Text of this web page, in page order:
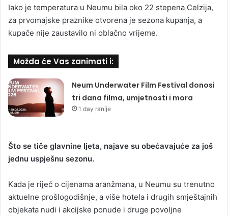
Iako je temperatura u Neumu bila oko 22 stepena Celzija,
za prvomajske praznike otvorena je sezona kupanja, a
kupače nije zaustavilo ni oblačno vrijeme.
Možda će Vas zanimati i:
Neum Underwater Film Festival donosi
tri dana filma, umjetnosti i mora
1 day ranije
Što se tiče glavnine ljeta, najave su obećavajuće za još
jednu uspješnu sezonu.
Kada je riječ o cijenama aranžmana, u Neumu su trenutno
aktuelne prošlogodišnje, a više hotela i drugih smještajnih
objekata nudi i akcijske ponude i druge povoljne